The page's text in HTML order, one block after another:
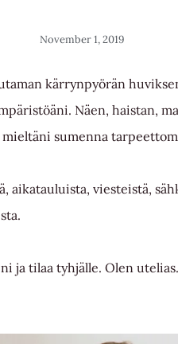
November 1, 2019
kärrynpyörän
Näen, haistan,
sumenna
viesteistä,
ja tilaa tyhjälle. Olen